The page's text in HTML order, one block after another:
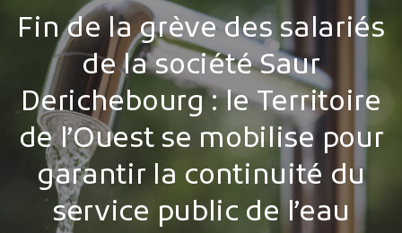
Espace Pédagogique
RECHERCHE
CALENDRIERS DE COLLECTE
MES DÉMARCHES
Fin de la grève des salariés
de la société Saur
Derichebourg : le Territoire
de l’Ouest se mobilise pour
garantir la continuité du
service public de l’eau